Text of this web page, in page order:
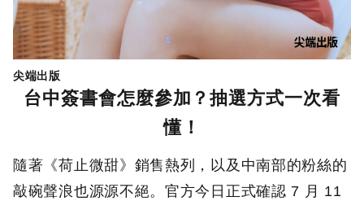
尖端出版
台中簽書會怎麼參加？抽選方式一次看
懂！
隨著《荷止微甜》銷售熱列，以及中南部的粉絲的
敲碗聲浪也源源不絕。官方今日正式確認 7 月 11